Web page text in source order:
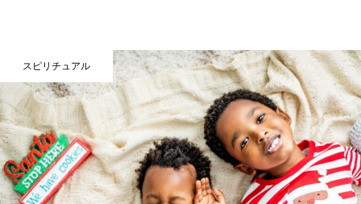
スピリチュアル